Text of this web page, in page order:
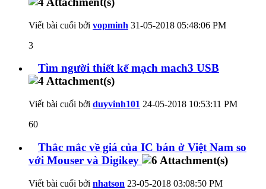
Viết bài cuối bởi vopminh 31-05-2018 05:48:06 PM
3
Tìm người thiết kế mạch mach3 USB
Viết bài cuối bởi duyvinh101 24-05-2018 10:53:11 PM
60
Thắc mắc về giá của IC bán ở Việt Nam so
với Mouser và Digikey
Viết bài cuối bởi nhatson 23-05-2018 03:08:50 PM